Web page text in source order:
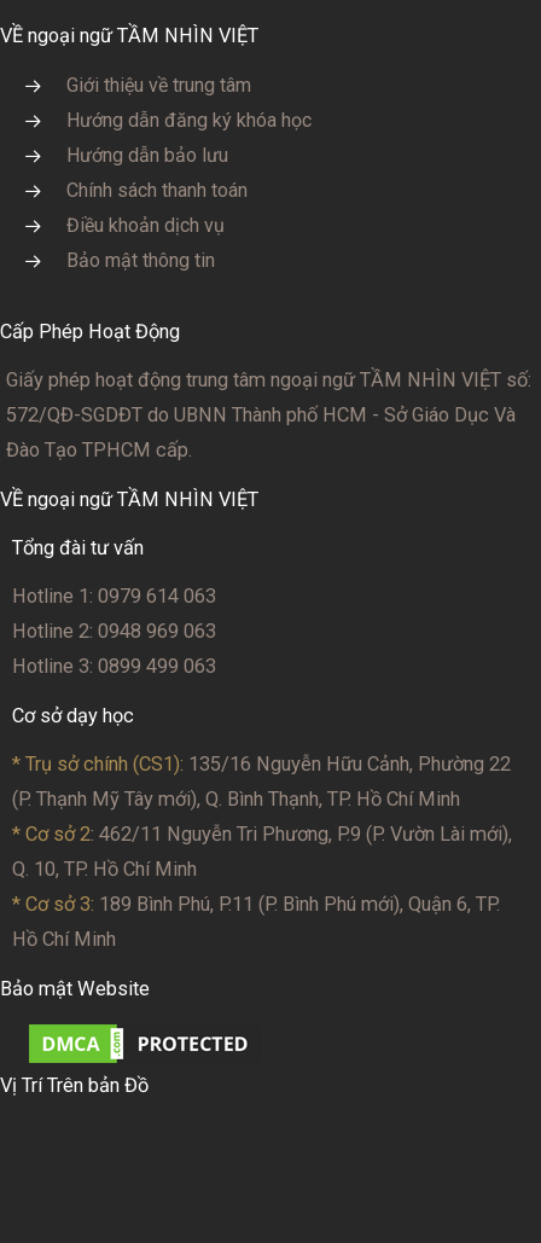
VỀ ngoại ngữ TẦM NHÌN VIỆT
Giới thiệu về trung tâm
Hướng dẫn đăng ký khóa học
Hướng dẫn bảo lưu
Chính sách thanh toán
Điều khoản dịch vụ
Bảo mật thông tin
Cấp Phép Hoạt Động
Giấy phép hoạt động trung tâm ngoại ngữ TẦM NHÌN VIỆT số:
572/QĐ-SGDĐT do UBNN Thành phố HCM - Sở Giáo Dục Và
Đào Tạo TPHCM cấp.
VỀ ngoại ngữ TẦM NHÌN VIỆT
Tổng đài tư vấn
Hotline 1: 0979 614 063
Hotline 2: 0948 969 063
Hotline 3: 0899 499 063
Cơ sở dạy học
* Trụ sở chính (CS1): 135/16 Nguyễn Hữu Cảnh, Phường 22
(P. Thạnh Mỹ Tây mới), Q. Bình Thạnh, TP. Hồ Chí Minh
* Cơ sở 2: 462/11 Nguyễn Tri Phương, P.9 (P. Vườn Lài mới),
Q. 10, TP. Hồ Chí Minh
* Cơ sở 3: 189 Bình Phú, P.11 (P. Bình Phú mới), Quận 6, TP.
Hồ Chí Minh
Bảo mật Website
Vị Trí Trên bản Đồ